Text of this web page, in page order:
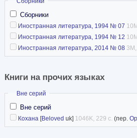
Сборники
Иностранная литература, 1994 № 07
Иностранная литература, 1994 № 12
Иностранная литература, 2014 № 08
Книги на прочих языках
Скрыть
Вне серий
Вне серий
Кохана [Beloved uk] 1046K, 229 с. (пер.